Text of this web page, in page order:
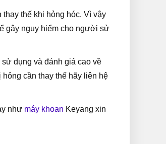
thế khi hỏng hóc. Vì vậy
gây nguy hiểm cho người sử
dụng và đánh giá cao về
cần thay thế hãy liên hệ
như máy khoan Keyang xin